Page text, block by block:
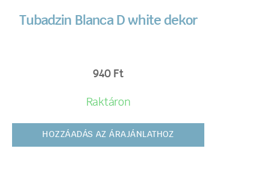
Tubadzin Blanca D white dekor
940 Ft
Raktáron
HOZZÁADÁS AZ ÁRAJÁNLATHOZ